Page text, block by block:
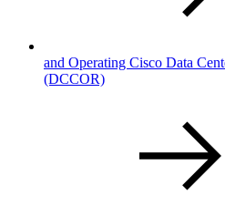
and Operating Cisco Data
(DCCOR)